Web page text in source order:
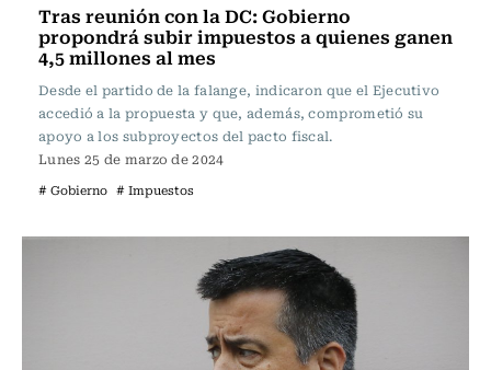
Tras reunión con la DC: Gobierno
propondrá subir impuestos a quienes ganen
4,5 millones al mes
Desde el partido de la falange, indicaron que el Ejecutivo
accedió a la propuesta y que, además, comprometió su
apoyo a los subproyectos del pacto fiscal.
Lunes 25 de marzo de 2024
# Gobierno # Impuestos